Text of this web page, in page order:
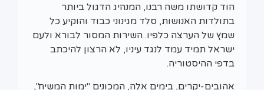
הוד קדושתו משה רבנו, המנהיג הדגול ביותר
בתולדות האנושות, סלד מגינוני כבוד והוקיע כל
שמץ של הערצה כלפיו. השירות המסור לבורא ולעם
ישראל תמיד עמד לנגד עיניו, לא הרצון להיכתב
בדפי ההיסטוריה.
אהובים-יקרים, בימים אלה, המכונים "ימות המשיח",